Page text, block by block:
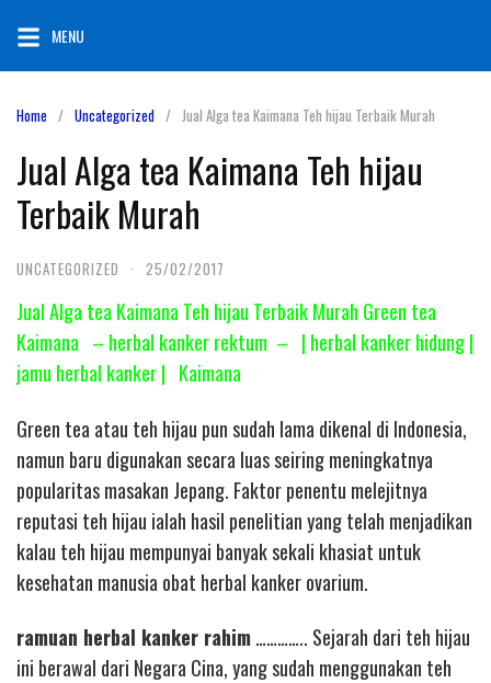
content
MENU
Home Uncategorized Jual Alga tea Kaimana Teh hijau Terbaik Murah
Jual Alga tea Kaimana Teh hijau
Terbaik Murah
UNCATEGORIZED · 25/02/2017
Jual Alga tea Kaimana Teh hijau Terbaik Murah Green tea
Kaimana – herbal kanker rektum – | herbal kanker hidung |
jamu herbal kanker | Kaimana
Green tea atau teh hijau pun sudah lama dikenal di Indonesia,
namun baru digunakan secara luas seiring meningkatnya
popularitas masakan Jepang. Faktor penentu melejitnya
reputasi teh hijau ialah hasil penelitian yang telah menjadikan
kalau teh hijau mempunyai banyak sekali khasiat untuk
kesehatan manusia obat herbal kanker ovarium.
ramuan herbal kanker rahim ………….. Sejarah dari teh hijau
ini berawal dari Negara Cina, yang sudah menggunakan teh